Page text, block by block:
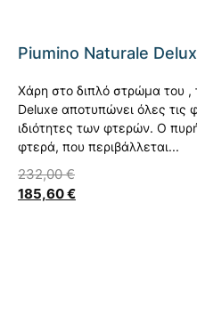
Piumino Naturale
Χάρη στο διπλό στρώμα του ,
Deluxe αποτυπώνει όλες τις
ιδιότητες των φτερών. Ο
φτερά, που περιβάλλεται...
232,00€
185,60€